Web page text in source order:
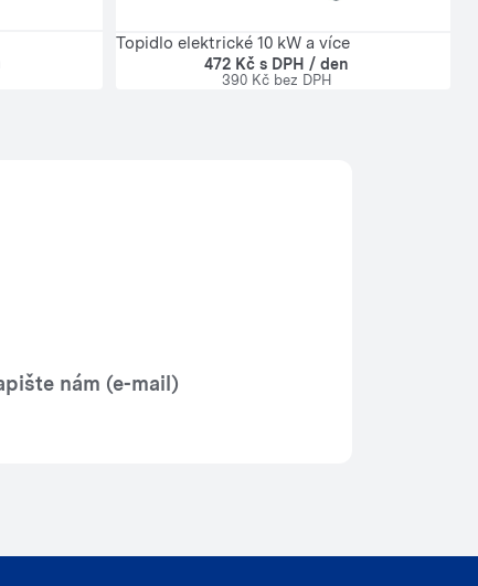
Topidlo elektrické 10 kW a více
472 Kč s DPH / den
390 Kč bez DPH
nám (e-mail)